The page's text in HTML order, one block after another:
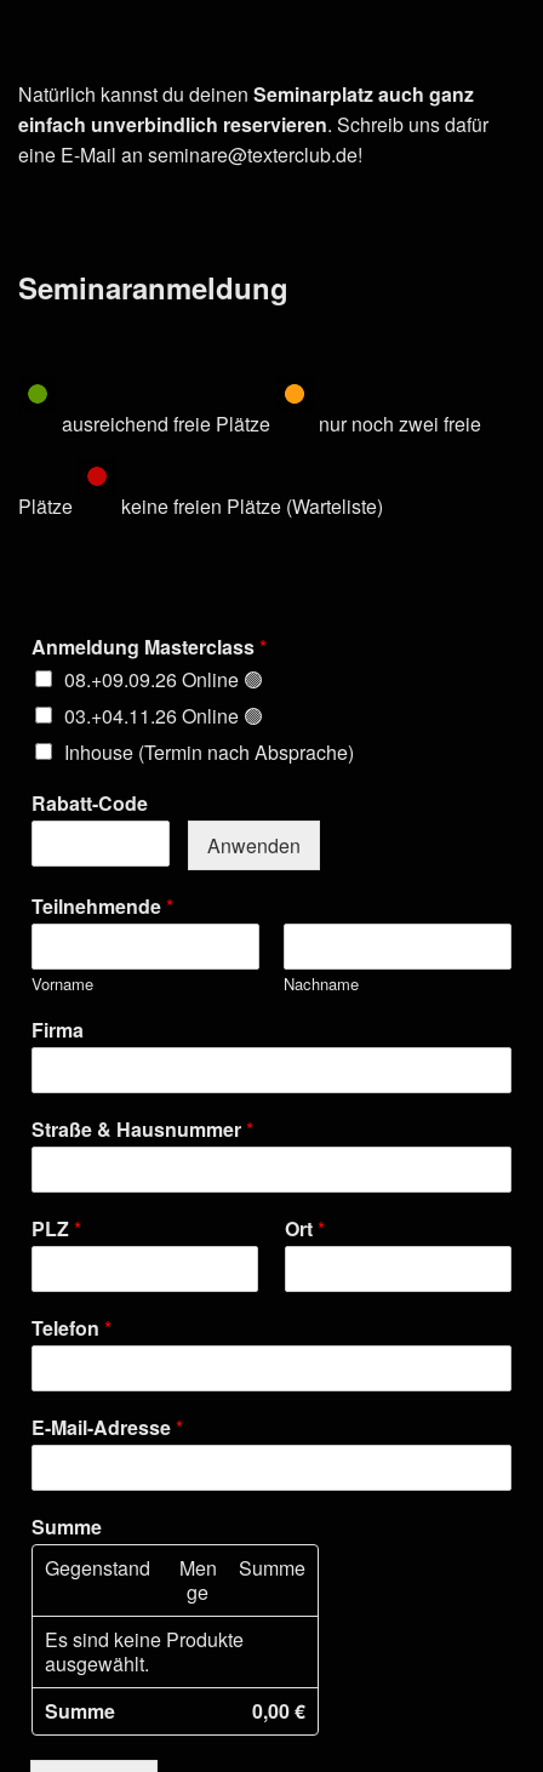
Natürlich kannst du deinen Seminarplatz auch ganz
einfach unverbindlich reservieren. Schreib uns dafür
eine E-Mail an seminare@texterclub.de!
Seminaranmeldung
ausreichend freie Plätze nur noch zwei freie
Plätze keine freien Plätze (Warteliste)
Anmeldung Masterclass*
08.+09.09.26 Online 🟢
03.+04.11.26 Online 🟢
Inhouse (Termin nach Absprache)
Rabatt-Code
Anwenden
Teilnehmende*
Vorname Nachname
Firma
Straße & Hausnummer*
PLZ* Ort*
Telefon *
E-Mail-Adresse*
Summe
Gegenstand
Men
ge
Summe
Es sind keine Produkte
ausgewählt.
Summe
0,00 €